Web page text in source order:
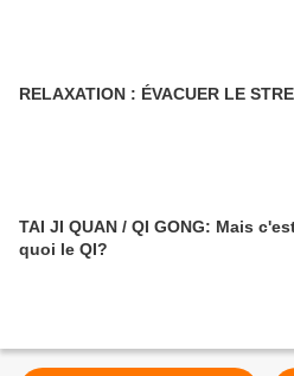
RELAXATION : ÉVACUER LE
TAI JI QUAN / QI GONG: Mais
quoi le QI?